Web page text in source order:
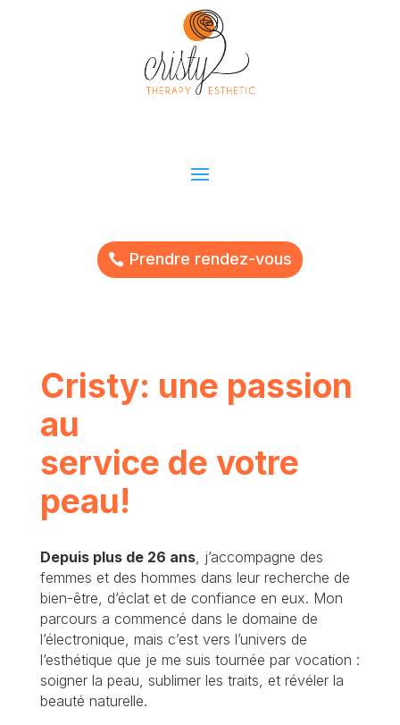
Prendre rendez-vous
Cristy: une passion
au
service de votre
peau!
Depuis plus de 26 ans, j’accompagne des
femmes et des hommes dans leur recherche de
bien-être, d’éclat et de confiance en eux. Mon
parcours a commencé dans le domaine de
l’électronique, mais c’est vers l’univers de
l’esthétique que je me suis tournée par vocation :
soigner la peau, sublimer les traits, et révéler la
beauté naturelle.